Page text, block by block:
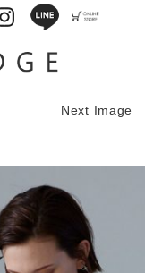
Next Image